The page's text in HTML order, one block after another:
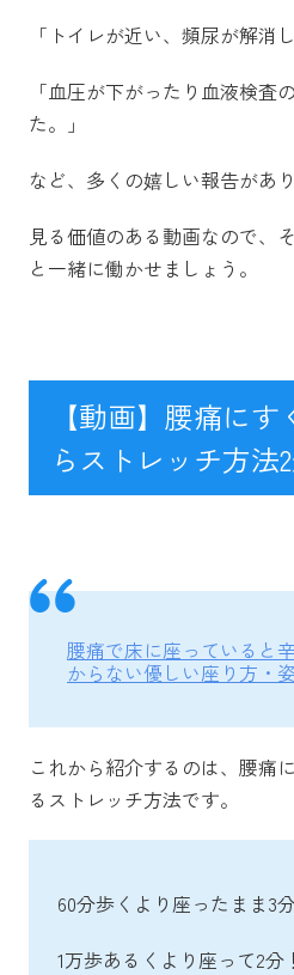
「トイレが近い、頻尿が解消
「血圧が下がったり血液検査
た。」
など、多くの嬉しい報告があ
見る価値のある動画なので、
と一緒に働かせましょう。
【動画】腰痛に
らストレッチ方法
腰痛で床に座っていると
からない優しい座り方・
これから紹介するのは、腰痛
るストレッチ方法です。
60分歩くより座ったまま3
1万歩あるくより座って2分